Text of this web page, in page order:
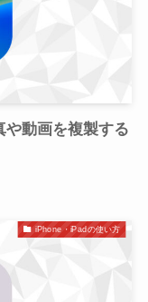
や動画を複製する
iPhone・iPadの使い方